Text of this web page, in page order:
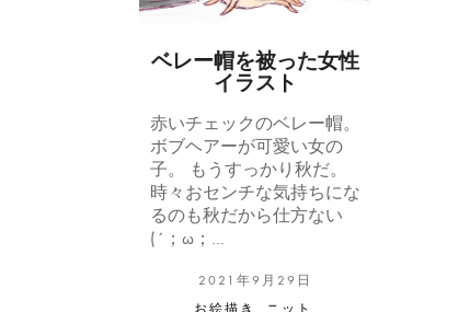
ベレー帽を被った女性
イラスト
赤いチェックのベレー帽。
ボブヘアーが可愛い女の
子。 もうすっかり秋だ。
時々おセンチな気持ちにな
るのも秋だから仕方ない
(´；ω；…
2021年9月29日